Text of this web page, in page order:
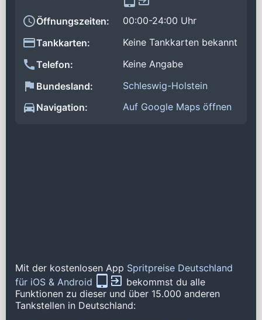
Öffnungszeiten:
00:00-24:00 Uhr
Tankkarten:
Keine Tankkarten bekannt
Telefon:
Keine Angabe
Bundesland:
Schleswig-Holstein
Navigation:
Auf Google Maps öffnen
Mit der kostenlosen App Spritpreise Deutschland
für iOS & Android
bekommst du alle
Funktionen zu dieser und über 15.000 anderen
Tankstellen in Deutschland: